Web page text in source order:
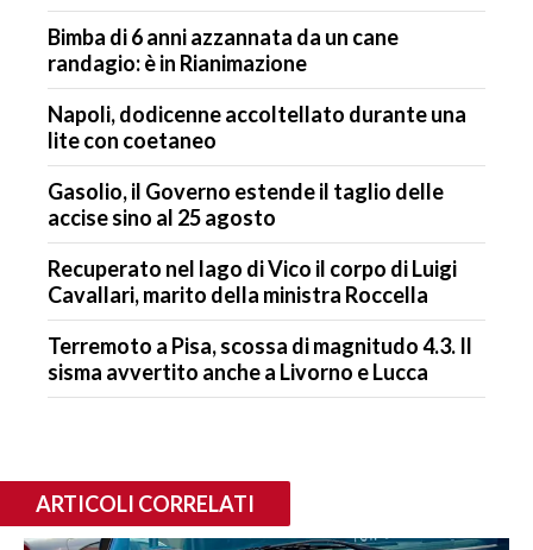
Bimba di 6 anni azzannata da un cane
randagio: è in Rianimazione
Napoli, dodicenne accoltellato durante una
lite con coetaneo
Gasolio, il Governo estende il taglio delle
accise sino al 25 agosto
Recuperato nel lago di Vico il corpo di Luigi
Cavallari, marito della ministra Roccella
Terremoto a Pisa, scossa di magnitudo 4.3. Il
sisma avvertito anche a Livorno e Lucca
ARTICOLI CORRELATI